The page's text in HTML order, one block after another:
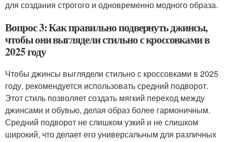
для создания строгого и одновременно модного образа.
Вопрос 3: Как правильно подвернуть джинсы,
чтобы они выглядели стильно с кроссовками в
2025 году
Чтобы джинсы выглядели стильно с кроссовками в 2025
году, рекомендуется использовать средний подворот.
Этот стиль позволяет создать мягкий переход между
джинсами и обувью, делая образ более гармоничным.
Средний подворот не слишком узкий и не слишком
широкий, что делает его универсальным для различных